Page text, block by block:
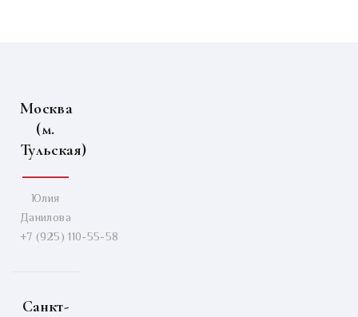
Москва
(м.
Тульская)
Юлия
Данилова
+7 (925) 110-55-58
Санкт-